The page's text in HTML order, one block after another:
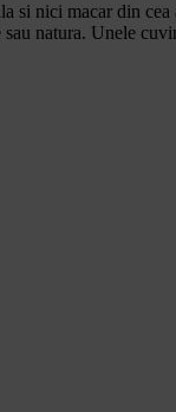
si nici macar din cea
natura. Unele